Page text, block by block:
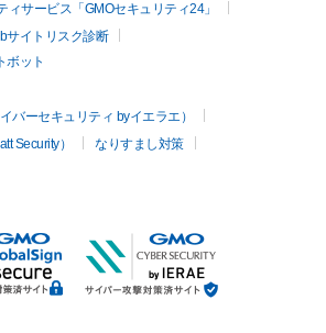
サービス「GMOセキュリティ24」
サイトリスク診断
ボット
バーセキュリティ byイエラエ）
Security）
なりすまし対策